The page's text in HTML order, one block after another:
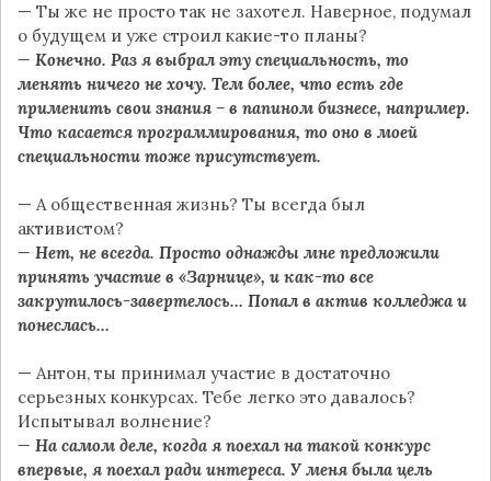
— Ты же не просто так не захотел. Наверное, подумал
о будущем и уже строил какие-то планы?
— Конечно. Раз я выбрал эту специальность, то
менять ничего не хочу. Тем более, что есть где
применить свои знания – в папином бизнесе, например.
Что касается программирования, то оно в моей
специальности тоже присутствует.
— А общественная жизнь? Ты всегда был
активистом?
— Нет, не всегда. Просто однажды мне предложили
принять участие в «Зарнице», и как-то все
закрутилось-завертелось… Попал в актив колледжа и
понеслась…
— Антон, ты принимал участие в достаточно
серьезных конкурсах. Тебе легко это давалось?
Испытывал волнение?
— На самом деле, когда я поехал на такой конкурс
впервые, я поехал ради интереса. У меня была цель